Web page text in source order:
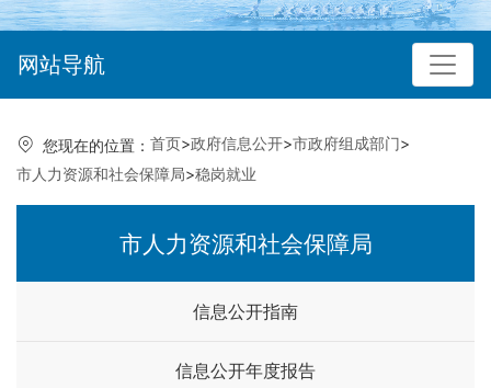
网站导航
您现在的位置： 首页>政府信息公开>市政府组成部门>
市人力资源和社会保障局>稳岗就业
市人力资源和社会保障局
信息公开指南
信息公开年度报告